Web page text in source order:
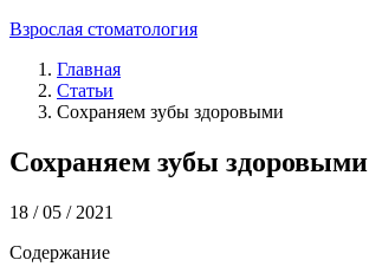
Взрослая стоматология
Главная
Статьи
Сохраняем зубы здоровыми
Сохраняем зубы здоровыми
18 / 05 / 2021
Содержание